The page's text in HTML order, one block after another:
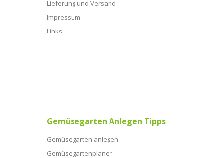
Lieferung und Versand
Impressum
Links
Gemüsegarten Anlegen Tipps
Gemüsegarten anlegen
Gemüsegartenplaner